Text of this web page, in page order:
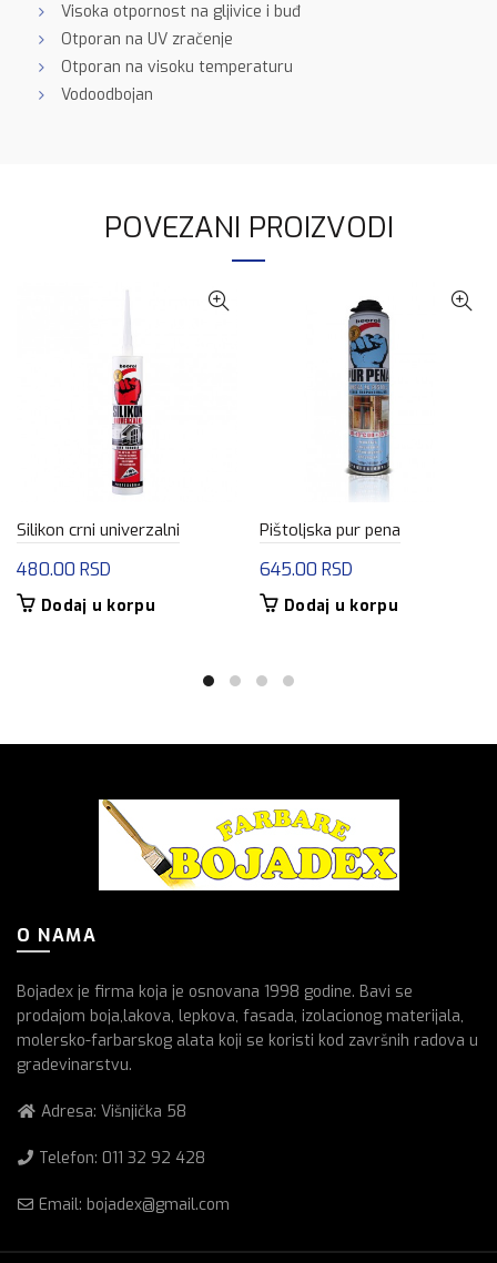
Visoka otpornost na gljivice i buđ
Otporan na UV zračenje
Otporan na visoku temperaturu
Vodoodbojan
POVEZANI PROIZVODI
Silikon crni univerzalni
480.00 RSD
Dodaj u korpu
Pištoljska pur pena
645.00 RSD
Dodaj u korpu
O NAMA
Bojadex je firma koja je osnovana 1998 godine. Bavi se
prodajom boja,lakova, lepkova, fasada, izolacionog materijala,
molersko-farbarskog alata koji se koristi kod završnih radova u
gradevinarstvu.
Adresa: Višnjička 58
Telefon: 011 32 92 428
Email: bojadex@gmail.com